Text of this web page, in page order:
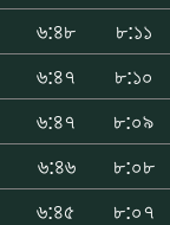
৬:৪৮
৮:১১
৬:৪৭
৮:১০
৬:৪৭
৮:০৯
৬:৪৬
৮:০৮
৬:৪৫
৮:০৭